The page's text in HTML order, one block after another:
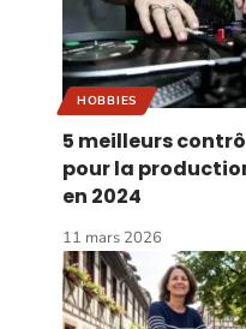
HOBBIES
5 meilleurs
pour la
en 2024
11 mars 2026